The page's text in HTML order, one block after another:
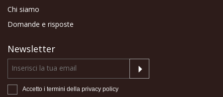
Chi siamo
Domande e risposte
Newsletter
Accetto i termini della privacy policy